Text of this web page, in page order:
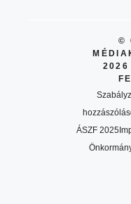
©
2026
ÁSZF 2025